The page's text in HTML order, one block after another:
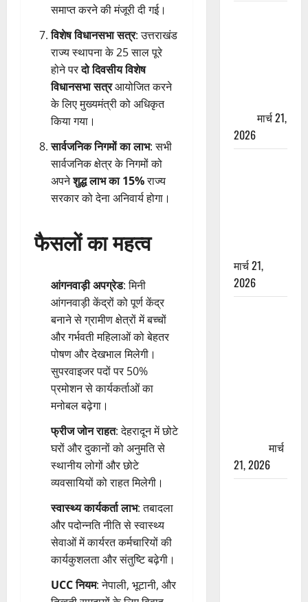
समाप्त करने की मंजूरी दी गई।
विशेष विधानसभा सत्र: उत्तराखंड
राज्य स्थापना के 25 साल पूरे
होने परदो दिवसीय विशेष
विधानसभा सत्रआयोजित करने
के लिए मुख्यमंत्री को अधिकृत
किया गया।
सार्वजनिक निगमों का लाभ: सभी
सार्वजनिक क्षेत्र के निगमों को
अपनेशुद्ध लाभ का 15%राज्य
सरकार को देना अनिवार्य होगा।
फैसलों का महत्व
आंगनवाड़ी अपग्रेड: मिनी
आंगनवाड़ी केंद्रों को पूर्ण केंद्र
बनाने से ग्रामीण क्षेत्रों में बच्चों
और गर्भवती महिलाओं को बेहतर
पोषण और देखभाल मिलेगी।
सुपरवाइजर पदों पर 50%
प्रमोशन से कार्यकर्ताओं का
मनोबल बढ़ेगा।
फ्रीज जोन राहत: देहरादून में छोटे
घरों और दुकानों को अनुमति से
स्थानीय लोगों और छोटे
व्यवसायियों को राहत मिलेगी।
स्वास्थ्य कार्यकर्ता लाभ: तबादला
और पदोन्नति नीति से स्वास्थ्य
सेवाओं में कार्यरत कर्मचारियों की
कार्यकुशलता और संतुष्टि बढ़ेगी।
UCC नियम: नेपाली, भूटानी, और
मार्च 21,
2026
मार्च 21,
2026
मार्च
21, 2026